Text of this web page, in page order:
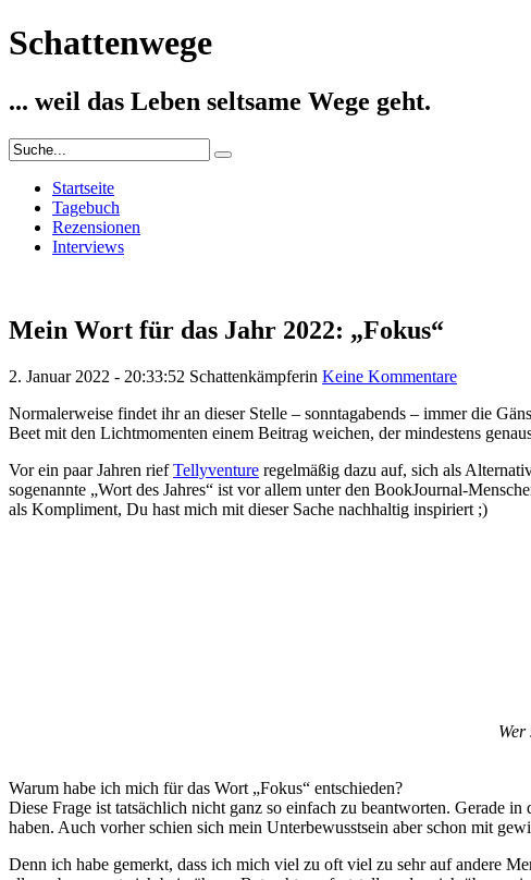
Schattenwege
... weil das Leben seltsame Wege geht.
Startseite
Tagebuch
Rezensionen
Interviews
Mein Wort für das Jahr 2022: „Fokus“
2. Januar 2022 - 20:33:52 Schattenkämpferin Keine Kommentare
Normalerweise findet ihr an dieser Stelle – sonntagabends – immer die
Beet mit den Lichtmomenten einem Beitrag weichen, der mindestens
Vor ein paar Jahren riefTellyventure regelmäßig dazu auf, sich als
sogenannte „Wort des Jahres“ ist vor allem unter den BookJournal-
als Kompliment, Du hast mich mit dieser Sache nachhaltig inspiriert ;)
Wer
Warum habe ich mich für das Wort „Fokus“ entschieden?
Diese Frage ist tatsächlich nicht ganz so einfach zu beantworten. Gerade
haben. Auch vorher schien sich mein Unterbewusstsein aber schon mit
Denn ich habe gemerkt, dass ich mich viel zu oft viel zu sehr auf andere